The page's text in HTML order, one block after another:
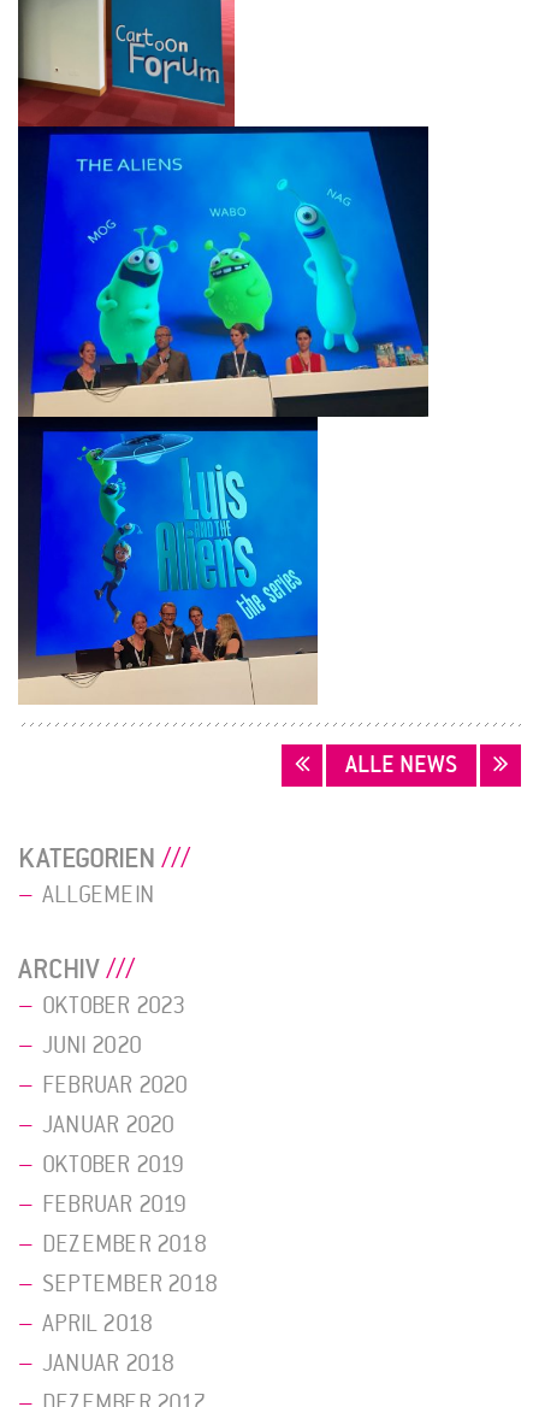
ALLE NEWS
KATEGORIEN
ALLGEMEIN
ARCHIV
OKTOBER 2023
JUNI 2020
FEBRUAR 2020
JANUAR 2020
OKTOBER 2019
FEBRUAR 2019
DEZEMBER 2018
SEPTEMBER 2018
APRIL 2018
JANUAR 2018